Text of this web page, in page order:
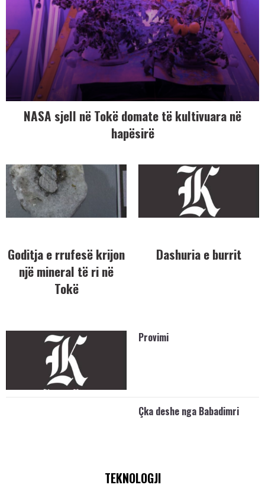
NASA sjell në Tokë domate të kultivuara në
hapësirë
Goditja e rrufesë krijon
një mineral të ri në
Tokë
Dashuria e burrit
Provimi
Çka deshe nga Babadimri
TEKNOLOGJI